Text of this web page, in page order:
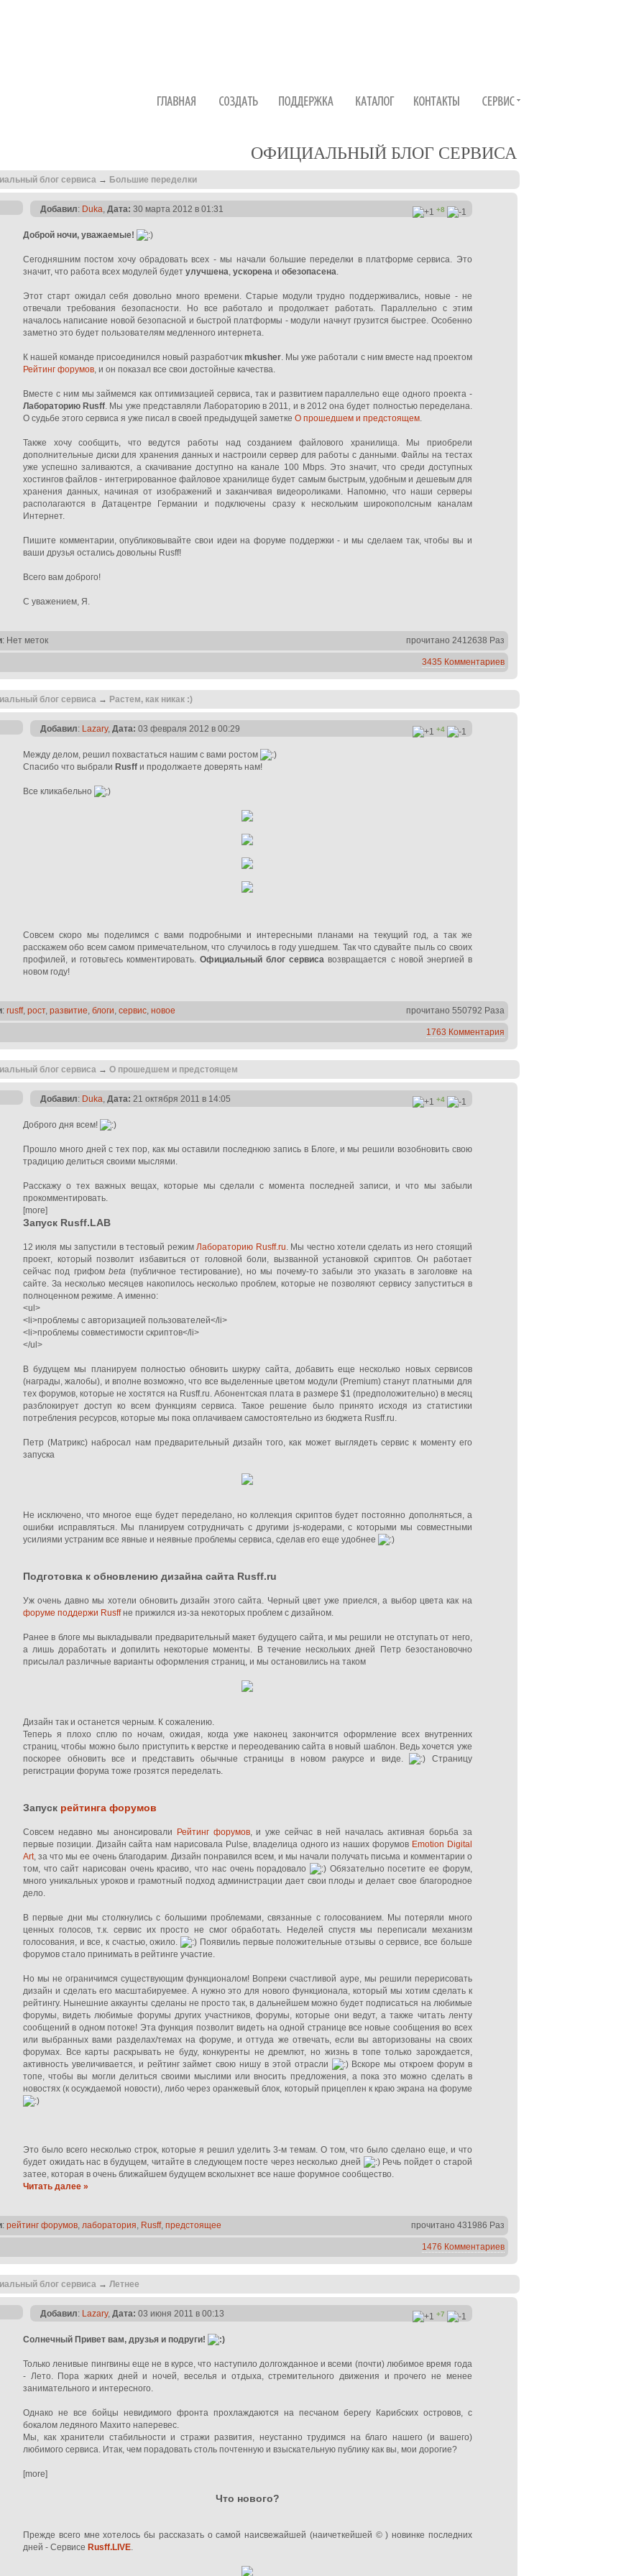
ОФИЦИАЛЬНЫЙ БЛОГ СЕРВИСА
блог сервиса → Большие переделки
Добавил: Duka, Дата: 30 марта 2012 в 01:31 +8
Доброй ночи, уважаемые!
Сегодняшним постом хочу обрадовать всех - мы начали большие переделки в платформе сервиса. Это
значит, что работа всех модулей будет улучшена, ускорена и обезопасена.
Этот старт ожидал себя довольно много времени. Старые модули трудно поддерживались, новые - не
отвечали требования безопасности. Но все работало и продолжает работать. Параллельно с этим
началось написание новой безопасной и быстрой платформы - модули начнут грузится быстрее. Особенно
заметно это будет пользователям медленного интернета.
К нашей команде присоединился новый разработчикmkusher. Мы уже работали с ним вместе над проектом
Рейтинг форумов, и он показал все свои достойные качества.
Вместе с ним мы займемся как оптимизацией сервиса, так и развитием параллельно еще одного проекта -
Лабораторию Rusff. Мы уже представляли Лабораторию в 2011, и в 2012 она будет полностью переделана.
О судьбе этого сервиса я уже писал в своей предыдущей заметке О прошедшем и предстоящем.
Также хочу сообщить, что ведутся работы над созданием файлового хранилища. Мы приобрели
дополнительные диски для хранения данных и настроили сервер для работы с данными. Файлы на тестах
уже успешно заливаются, а скачивание доступно на канале 100 Mbps. Это значит, что среди доступных
хостингов файлов - интегрированное файловое хранилище будет самым быстрым, удобным и дешевым для
хранения данных, начиная от изображений и заканчивая видеороликами. Напомню, что наши серверы
располагаются в Датацентре Германии и подключены сразу к нескольким широкополсным каналам
Интернет.
Пишите комментарии, опубликовывайте свои идеи на форуме поддержки - и мы сделаем так, чтобы вы и
ваши друзья остались довольны Rusff!
Всего вам доброго!
С уважением, Я.
: Нет меток прочитано 2412638 Раз
3435 Комментариев
блог сервиса → Растем, как никак :)
Добавил: Lazary, Дата: 03 февраля 2012 в 00:29 +4
Между делом, решил похвастаться нашим с вами ростом
Спасибо что выбрали Rusff и продолжаете доверять нам!
Все кликабельно
Совсем скоро мы поделимся с вами подробными и интересными планами на текущий год, а так же
расскажем обо всем самом примечательном, что случилось в году ушедшем. Так что сдувайте пыль со своих
профилей, и готовьтесь комментировать.Официальный блог сервиса возвращается с новой энергией в
новом году!
: rusff, рост, развитие, блоги, сервис, новое прочитано 550792 Раза
1763 Комментария
блог сервиса →О прошедшем и предстоящем
Добавил: Duka, Дата: 21 октября 2011 в 14:05 +4
Доброго дня всем!
Прошло много дней с тех пор, как мы оставили последнюю запись в Блоге, и мы решили возобновить свою
традицию делиться своими мыслями.
Расскажу о тех важных вещах, которые мы сделали с момента последней записи, и что мы забыли
прокомментировать.
[more]
Запуск Rusff.LAB
12 июля мы запустили в тестовый режимЛабораторию Rusff.ru. Мы честно хотели сделать из него стоящий
проект, который позволит избавиться от головной боли, вызванной установкой скриптов. Он работает
сейчас под грифомbeta (публичное тестирование), но мы почему-то забыли это указать в заголовке на
сайте. За несколько месяцев накопилось несколько проблем, которые не позволяют сервису запуститься в
полноценном режиме. А именно:
<ul>
<li>проблемы с авторизацией пользователей</li>
<li>проблемы совместимости скриптов</li>
</ul>
В будущем мы планируем полностью обновить шкурку сайта, добавить еще несколько новых сервисов
(награды, жалобы), и вполне возможно, что все выделенные цветом модули (Premium) станут платными для
тех форумов, которые не хостятся на Rusff.ru. Абонентская плата в размере $1 (предположительно) в месяц
разблокирует доступ ко всем функциям сервиса. Такое решение было принято исходя из статистики
потребления ресурсов, которые мы пока оплачиваем самостоятельно из бюджета Rusff.ru.
Петр (Матрикс) набросал нам предварительный дизайн того, как может выглядеть сервис к моменту его
запуска
Не исключено, что многое еще будет переделано, но коллекция скриптов будет постоянно дополняться, а
ошибки исправляться. Мы планируем сотрудничать с другими js-кодерами, с которыми мы совместными
усилиями устраним все явные и неявные проблемы сервиса, сделав его еще удобнее
Подготовка к обновлению дизайна сайта Rusff.ru
Уж очень давно мы хотели обновить дизайн этого сайта. Черный цвет уже приелся, а выбор цвета как на
форуме поддержи Rusffне прижился из-за некоторых проблем с дизайном.
Ранее в блоге мы выкладывали предварительный макет будущего сайта, и мы решили не отступать от него,
а лишь доработать и допилить некоторые моменты. В течение нескольких дней Петр безостановочно
присылал различные варианты оформления страниц, и мы остановились на таком
Дизайн так и останется черным. К сожалению.
Теперь я плохо сплю по ночам, ожидая, когда уже наконец закончится оформление всех внутренних
страниц, чтобы можно было приступить к верстке и переодеванию сайта в новый шаблон. Ведь хочется уже
поскорее обновить все и представить обычные страницы в новом ракурсе и виде.
Страницу
регистрации форума тоже грозятся переделать.
Запуск рейтинга форумов
Совсем недавно мы анонсировали Рейтинг форумов, и уже сейчас в ней началась активная борьба за
первые позиции. Дизайн сайта нам нарисовала Pulse, владелица одного из наших форумов Emotion Digital
Art, за что мы ее очень благодарим. Дизайн понравился всем, и мы начали получать письма и комментарии о
том, что сайт нарисован очень красиво, что нас очень порадовало
Обязательно посетите ее форум,
много уникальных уроков и грамотный подход администрации дает свои плоды и делает свое благородное
дело.
В первые дни мы столкнулись с большими проблемами, связанные с голосованием. Мы потеряли много
ценных голосов, т.к. сервис их просто не смог обработать. Неделей спустя мы переписали механизм
голосования, и все, к счастью, ожило.
Появилиь первые положительные отзывы о сервисе, все больше
форумов стало принимать в рейтинге участие.
Но мы не ограничимся существующим функционалом! Вопреки счастливой ауре, мы решили перерисовать
дизайн и сделать его масштабируемее. А нужно это для нового функционала, который мы хотим сделать к
рейтингу. Нынешние аккаунты сделаны не просто так, в дальнейшем можно будет подписаться на любимые
форумы, видеть любимые форумы других участников, форумы, которые они ведут, а также читать ленту
сообщений в одном потоке! Эта функция позволит видеть на одной странице все новые сообщения во всех
или выбранных вами разделах/темах на форуме, и оттуда же отвечать, если вы авторизованы на своих
форумах. Все карты раскрывать не буду, конкуренты не дремлют, но жизнь в топе только зарождается,
активность увеличивается, и рейтинг займет свою нишу в этой отрасли
Вскоре мы откроем форум в
топе, чтобы вы могли делиться своими мыслими или вносить предложения, а пока это можно сделать в
новостях (к осуждаемой новости), либо через оранжевый блок, который прицеплен к краю экрана на форуме
Это было всего несколько строк, которые я решил уделить 3-м темам. О том, что было сделано еще, и что
будет ожидать нас в будущем, читайте в следующем посте через несколько дней
Речь пойдет о старой
затее, которая в очень ближайшем будущем всколыхнет все наше форумное сообщество.
Читать далее »
: рейтинг форумов, лаборатория, Rusff, предстоящее прочитано 431986 Раз
1476 Комментариев
блог сервиса →Летнее
Добавил: Lazary, Дата: 03 июня 2011 в 00:13 +7
Солнечный Привет вам, друзья и подруги!
Только ленивые пингвины еще не в курсе, что наступило долгожданное и всеми (почти) любимое время года
- Лето. Пора жарких дней и ночей, веселья и отдыха, стремительного движения и прочего не менее
занимательного и интересного.
Однако не все бойцы невидимого фронта прохлаждаются на песчаном берегу Карибских островов, с
бокалом ледяного Махито наперевес.
Мы, как хранители стабильности и стражи развития, неустанно трудимся на благо нашего (и вашего)
любимого сервиса. Итак, чем порадовать столь почтенную и взыскательную публику как вы, мои дорогие?
[more]
Что нового?
Прежде всего мне хотелось бы рассказать о самой наисвежайшей (наичеткейшей © ) новинке последних
дней - Сервисе Rusff.LIVE.